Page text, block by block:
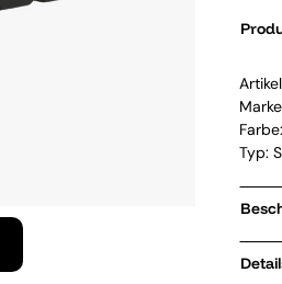
Typ: